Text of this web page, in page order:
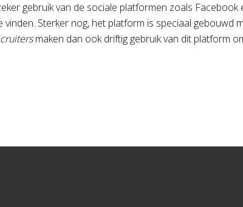
gebruik van de sociale platformen zoals
vinden. Sterker nog, het platform is speciaal gebouwd
maken dan ook driftig gebruik van dit platform